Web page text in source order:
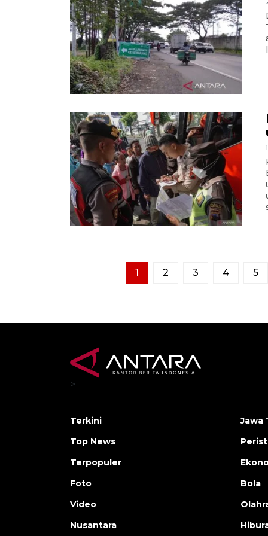
1 2 3 4 5
>
Terkini
Top News
Terpopuler
Foto
Video
Nusantara
Jawa
Bola